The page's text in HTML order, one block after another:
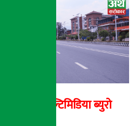
अर्थ सरोकार मल्टिमिडिया ब्युरो